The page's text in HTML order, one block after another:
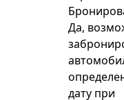
Да,
дату при